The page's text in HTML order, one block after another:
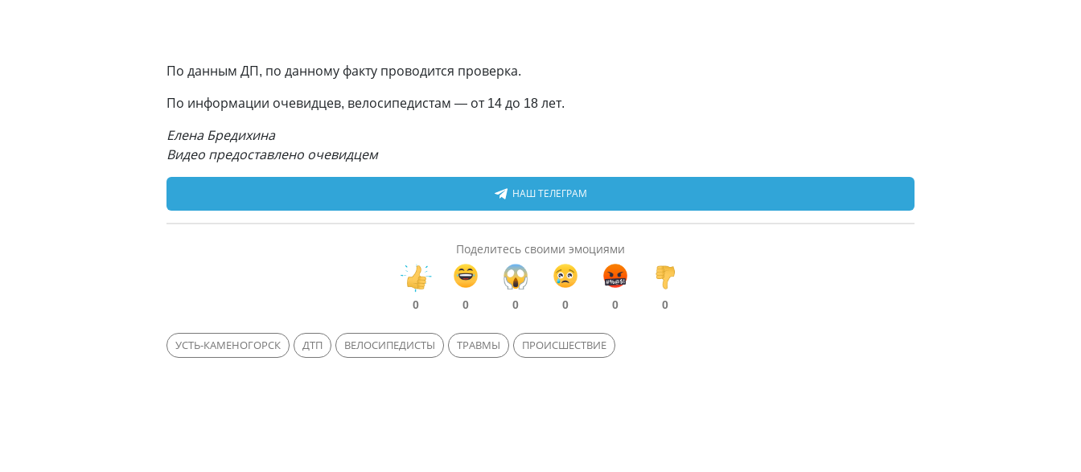
По данным ДП, по данному факту проводится проверка.
По информации очевидцев, велосипедистам — от 14 до 18 лет.
Елена Бредихина
Видео предоставлено очевидцем
НАШ ТЕЛЕГРАМ
Поделитесь своими эмоциями
0 0 0 0 0 0
УСТЬ-КАМЕНОГОРСК ДТП ВЕЛОСИПЕДИСТЫ ТРАВМЫ ПРОИСШЕСТВИЕ